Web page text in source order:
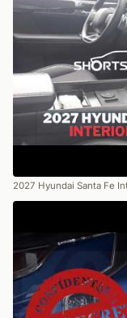
2027 Hyundai Santa Fe